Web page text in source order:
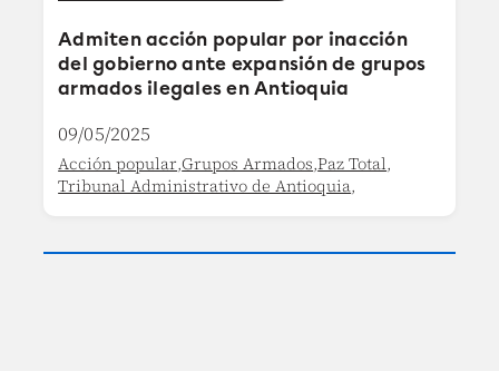
Admiten acción popular por inacción
del gobierno ante expansión de grupos
armados ilegales en Antioquia
09/05/2025
Acción popular,Grupos Armados,Paz Total,
Tribunal Administrativo de Antioquia,